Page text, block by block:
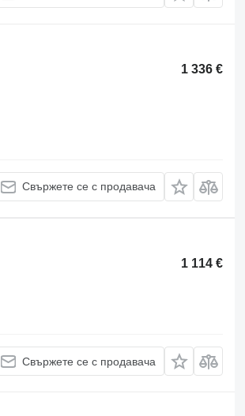
1 336 €
Свържете се с продавача
1 114 €
Свържете се с продавача